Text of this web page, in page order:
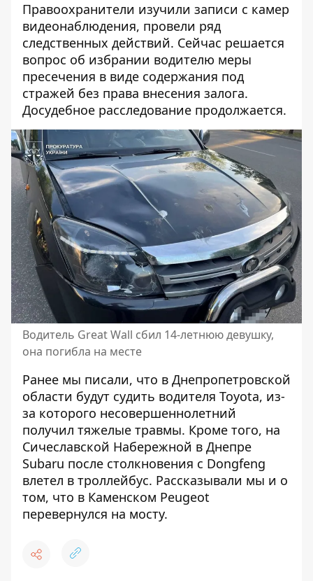
Правоохранители изучили записи с камер
видеонаблюдения, провели ряд
следственных действий. Сейчас решается
вопрос об избрании водителю меры
пресечения в виде содержания под
стражей без права внесения залога.
Досудебное расследование продолжается.
Водитель Great Wall сбил 14-летнюю девушку,
она погибла на месте
Ранее мы писали, что в Днепропетровской
области будут судить водителя Toyota, из-
за которого несовершеннолетний
получил тяжелые травмы. Кроме того, на
Сичеславской Набережной в Днепре
Subaru после столкновения с Dongfeng
влетел в троллейбус. Рассказывали мы и о
том, что в Каменском Peugeot
перевернулся на мосту.